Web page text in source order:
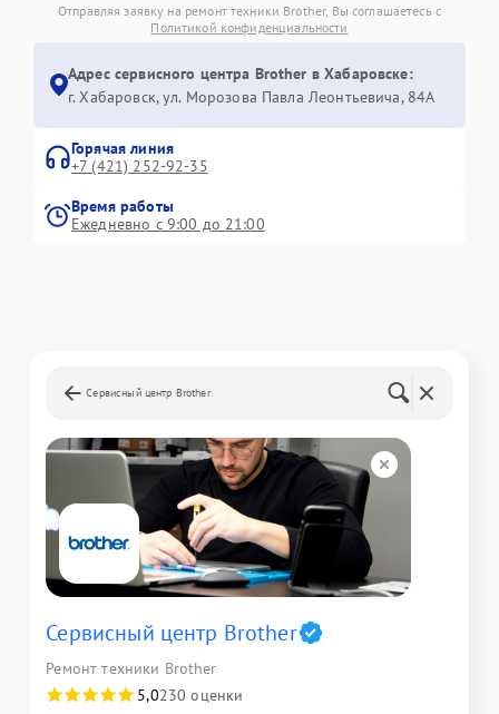
Отправляя заявку на ремонт техники Brother, Вы соглашаетесь с
Политикой конфиденциальности
Адрес сервисного центра Brother в Хабаровске:
г. Хабаровск, ул. Морозова Павла Леонтьевича, 84А
Горячая линия
+7 (421) 252-92-35
Время работы
Ежедневно с 9:00 до 21:00
Сервисный центр Brother
Сервисный центр Brother
Ремонт техники Brother
5,0230 оценки